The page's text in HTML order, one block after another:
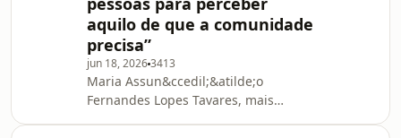
Kagame. Dias antes, a 30 de maio,
estava em Sintra, na abertura da
exposi&ccedil;&atilde;o &ldquo;O
Fundo do Mundo&rdquo;
aquilo de que a comunidade
precisa”
jun 18, 20263413
Maria Assun&ccedil;&atilde;o
Fernandes Lopes Tavares, mais